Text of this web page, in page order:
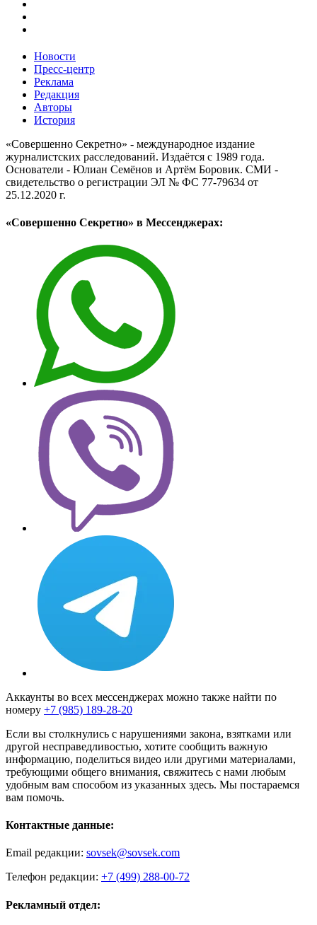
Новости
Пресс-центр
Реклама
Редакция
Авторы
История
«Совершенно Секретно» - международное издание
журналистских расследований. Издаётся с 1989 года.
Основатели - Юлиан Семёнов и Артём Боровик. CМИ -
свидетельство о регистрации ЭЛ № ФС 77-79634 от
25.12.2020 г.
«Совершенно Секретно» в Мессенджерах:
Аккаунты во всех мессенджерах можно также найти по
номеру +7 (985) 189-28-20
Если вы столкнулись с нарушениями закона, взятками или
другой несправедливостью, хотите сообщить важную
информацию, поделиться видео или другими материалами,
требующими общего внимания, свяжитесь с нами любым
удобным вам способом из указанных здесь. Мы постараемся
вам помочь.
Контактные данные:
Email редакции: sovsek@sovsek.com
Телефон редакции: +7 (499) 288-00-72
Рекламный отдел: